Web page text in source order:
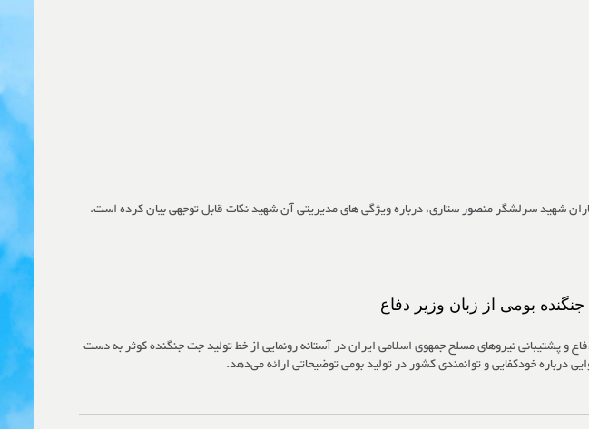
شهید سرلشگر منصور ستاری، درباره ویژگی های مدیریتی آن شهید نکات قابل توجهی بیان کرده است.
بومی از زبان وزیر دفاع
و پشتیبانی نیروهای مسلح جمهوی اسلامی ایران در آستانه رونمایی از خط تولید جت جنگنده کوثر به دست
خودکفایی و توانمندی کشور در تولید بومی توضیحاتی ارائه می‌دهد.